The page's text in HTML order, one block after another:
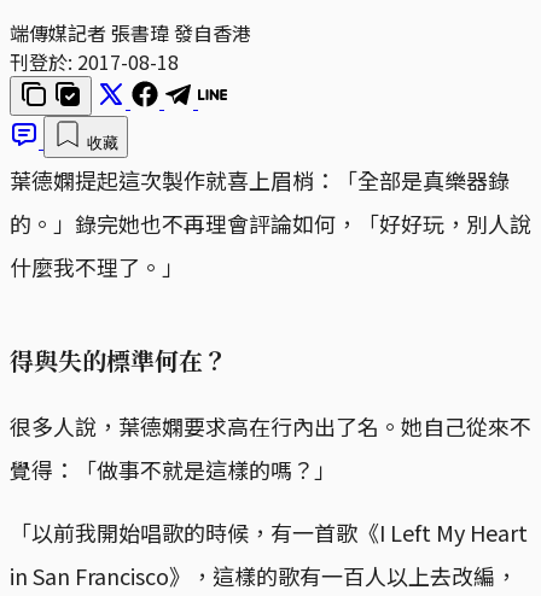
端傳媒記者 張書瑋 發自香港
刊登於: 2017-08-18
收藏
葉德嫻提起這次製作就喜上眉梢：「全部是真樂器錄
的。」錄完她也不再理會評論如何，「好好玩，別人說
什麼我不理了。」
得與失的標準何在？
很多人說，葉德嫻要求高在行內出了名。她自己從來不
覺得：「做事不就是這樣的嗎？」
「以前我開始唱歌的時候，有一首歌《I Left My Heart
in San Francisco》，這樣的歌有一百人以上去改編，